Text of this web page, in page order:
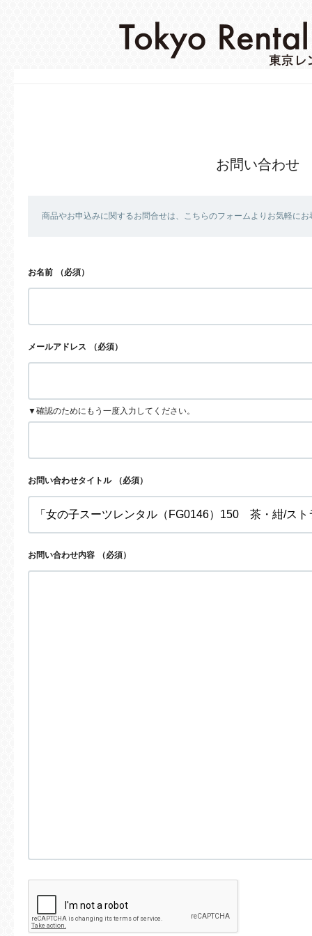
お問い合わせ
商品やお申込みに関するお問合せは、こちらのフォームよりお気軽にお
お名前 （必須）
メールアドレス （必須）
▼確認のためにもう一度入力してください。
お問い合わせタイトル （必須）
お問い合わせ内容 （必須）